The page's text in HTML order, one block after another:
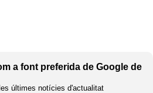
a font preferida de Google de
últimes notícies d'actualitat